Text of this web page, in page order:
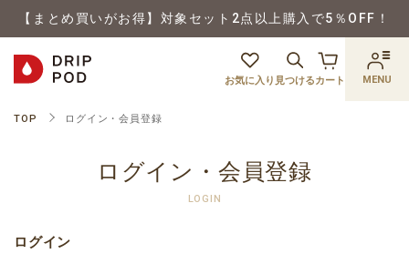
【まとめ買いがお得】対象セット2点以上購入で5％OFF！
お気に入り 見つけるカート MENU
TOP ログイン・会員登録
ログイン・会員登録
LOGIN
ログイン